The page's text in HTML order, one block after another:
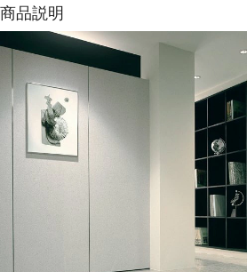
商品説明